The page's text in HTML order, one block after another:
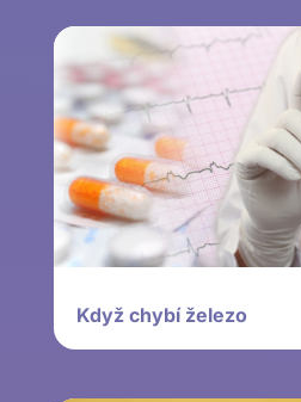
Když chybí železo